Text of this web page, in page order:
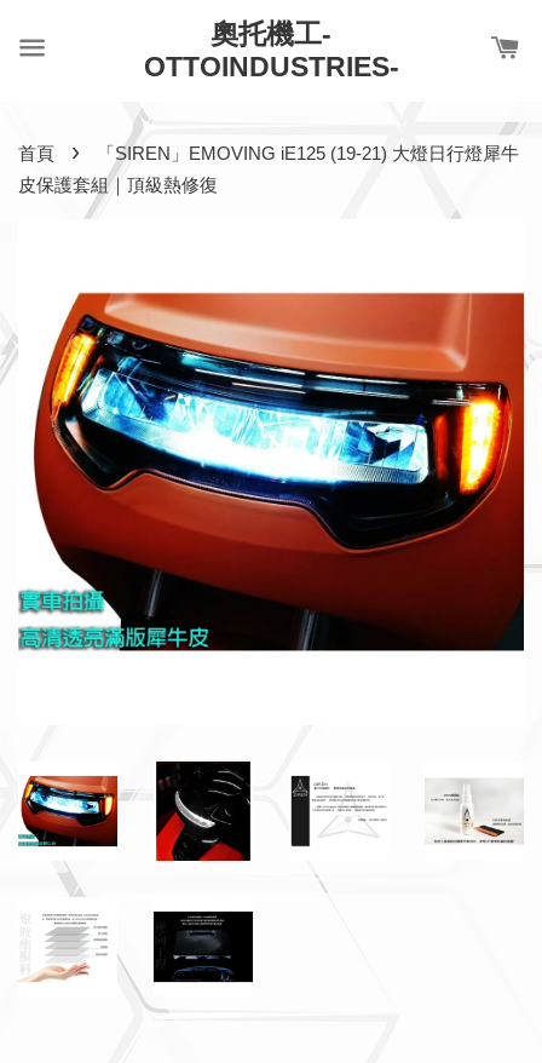
奧托機工-
OTTOINDUSTRIES-
首頁 ›
「SIREN」EMOVING iE125 (19-21) 大燈日行燈犀牛
皮保護套組｜頂級熱修復